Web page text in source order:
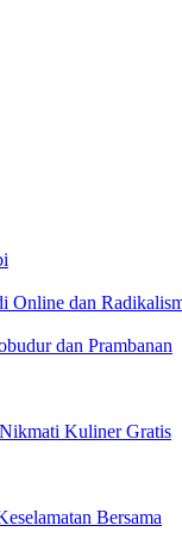
Online dan
dan Prambanan
Kuliner Gratis
Bersama